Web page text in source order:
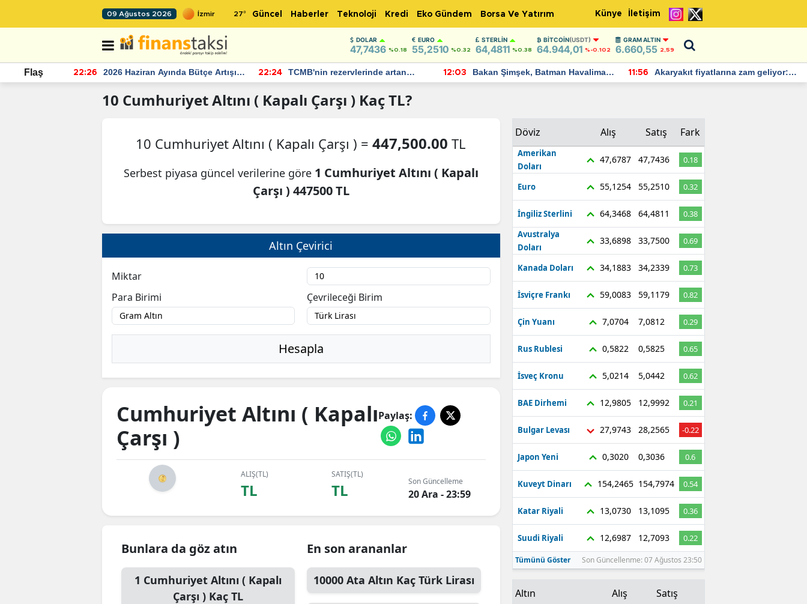
09 Ağustos 2026 27° Güncel Haberler Teknoloji Kredi Eko Gündem Borsa Ve Yatırım Künye İletişim
DOLAR
47,7436 %0.18
EURO
55,2510 %0.32
STERLIN
64,4811 %0.38
BITCOIN(USDT)
64.944,01 %-0.102
GRAM ALTIN
6.660,55 2,59
Flaş 22:26
2026 Haziran Ayında Bütçe Artışı
Yaşandı
22:24
TCMB'nin rezervlerinde artan
momentum devam ediyor
12:03
Bakan Şimşek, Batman Havalimanı
için umut verici açıklamalarda
11:56
Akaryakıt fiyatlarına zam geliyor:
Yeni tarih açıklandı
10 Cumhuriyet Altını ( Kapalı Çarşı ) Kaç TL?
10 Cumhuriyet Altını ( Kapalı Çarşı ) =447,500.00TL
Serbest piyasa güncel verilerine göre 1 Cumhuriyet Altını ( Kapalı
Çarşı ) 447500 TL
Altın Çevirici
Miktar
Para Birimi
Çevrileceği Birim
Hesapla
Cumhuriyet Altını ( Kapalı
Çarşı )
Paylaş:
ALIŞ(TL)
TL
SATIŞ(TL)
TL Son Güncelleme
20 Ara - 23:59
Bunlara da göz atın
1 Cumhuriyet Altını ( Kapalı
Çarşı ) Kaç TL
En son arananlar
10000 Ata Altın Kaç Türk Lirası
Döviz Alış Satış Fark
Amerikan
Doları
47,6787 47,7436 0.18
Euro 55,1254 55,2510 0.32
İngiliz Sterlini 64,3468 64,4811
0.38
Avustralya
Doları
33,6898 33,7500 0.69
Kanada Doları 34,1883 34,2339 0.73
İsviçre Frankı 59,0083 59,1179 0.82
Çin Yuanı 7,0704 7,0812 0.29
Rus Rublesi 0,5822 0,5825 0.65
İsveç Kronu 5,0214 5,0442 0.62
BAE Dirhemi 12,9805 12,9992 0.21
Bulgar Levası 27,9743 28,2565 -0.22
Japon Yeni 0,3020 0,3036 0.6
Kuveyt Dinarı 154,2465 154,7974 0.54
Katar Riyali 13,0730 13,1095 0.36
Suudi Riyali 12,6987 12,7093 0.22
Tümünü Göster Son Güncellenme: 07 Ağustos 23:50
Altın Alış Satış